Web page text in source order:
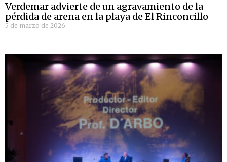
Verdemar advierte de un agravamiento de la
pérdida de arena en la playa de El Rinconcillo
5 de marzo de 2026